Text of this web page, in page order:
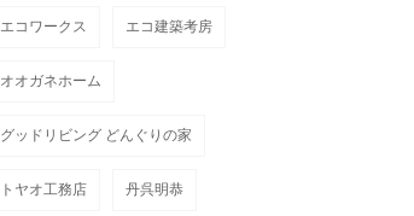
エコワークス エコ建築考房
オオガネホーム
グッドリビング どんぐりの家
トヤオ工務店 丹呉明恭